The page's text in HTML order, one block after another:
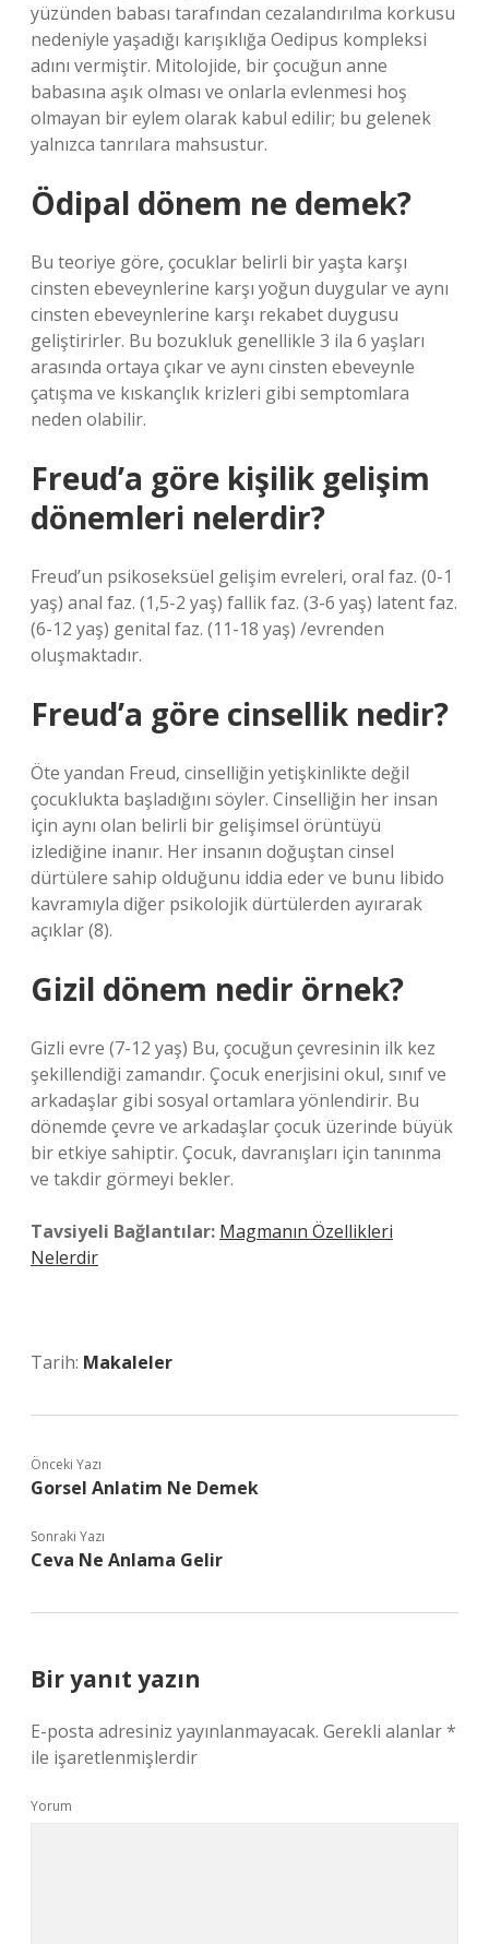
yüzünden babası tarafından cezalandırılma korkusu
nedeniyle yaşadığı karışıklığa Oedipus kompleksi
adını vermiştir. Mitolojide, bir çocuğun anne
babasına aşık olması ve onlarla evlenmesi hoş
olmayan bir eylem olarak kabul edilir; bu gelenek
yalnızca tanrılara mahsustur.
Ödipal dönem ne demek?
Bu teoriye göre, çocuklar belirli bir yaşta karşı
cinsten ebeveynlerine karşı yoğun duygular ve aynı
cinsten ebeveynlerine karşı rekabet duygusu
geliştirirler. Bu bozukluk genellikle 3 ila 6 yaşları
arasında ortaya çıkar ve aynı cinsten ebeveynle
çatışma ve kıskançlık krizleri gibi semptomlara
neden olabilir.
Freud’a göre kişilik gelişim
dönemleri nelerdir?
Freud’un psikoseksüel gelişim evreleri, oral faz. (0-1
yaş) anal faz. (1,5-2 yaş) fallik faz. (3-6 yaş) latent faz.
(6-12 yaş) genital faz. (11-18 yaş) /evrenden
oluşmaktadır.
Freud’a göre cinsellik nedir?
Öte yandan Freud, cinselliğin yetişkinlikte değil
çocuklukta başladığını söyler. Cinselliğin her insan
için aynı olan belirli bir gelişimsel örüntüyü
izlediğine inanır. Her insanın doğuştan cinsel
dürtülere sahip olduğunu iddia eder ve bunu libido
kavramıyla diğer psikolojik dürtülerden ayırarak
açıklar (8).
Gizil dönem nedir örnek?
Gizli evre (7-12 yaş) Bu, çocuğun çevresinin ilk kez
şekillendiği zamandır. Çocuk enerjisini okul, sınıf ve
arkadaşlar gibi sosyal ortamlara yönlendirir. Bu
dönemde çevre ve arkadaşlar çocuk üzerinde büyük
bir etkiye sahiptir. Çocuk, davranışları için tanınma
ve takdir görmeyi bekler.
Tavsiyeli Bağlantılar: Magmanın Özellikleri
Nelerdir
Tarih: Makaleler
Önceki Yazı
Gorsel Anlatim Ne Demek
Sonraki Yazı
Ceva Ne Anlama Gelir
Bir yanıt yazın
E-posta adresiniz yayınlanmayacak. Gerekli alanlar*
ile işaretlenmişlerdir
Yorum